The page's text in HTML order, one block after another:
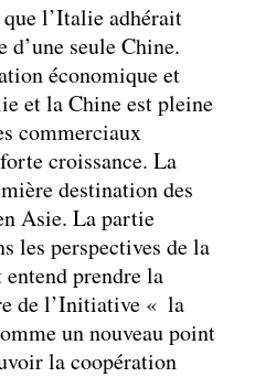
l’Italie adhérait
seule Chine.
économique et
et la Chine est pleine
commerciaux
croissance. La
destination des
Asie. La partie
les perspectives de la
prendre la
de l’Initiative « la
un nouveau point
la coopération